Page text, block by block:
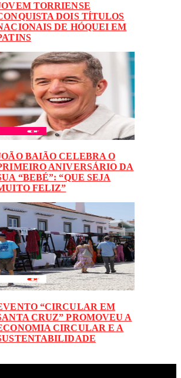
TORRIENSE
DOIS TÍTULOS
DE HÓQUEI EM
BAIÃO CELEBRA O
ANIVERSÁRIO DA
“BEBÉ”: “QUE SEJA
FELIZ”
“CIRCULAR EM
CRUZ” PROMOVEU A
CIRCULAR E A